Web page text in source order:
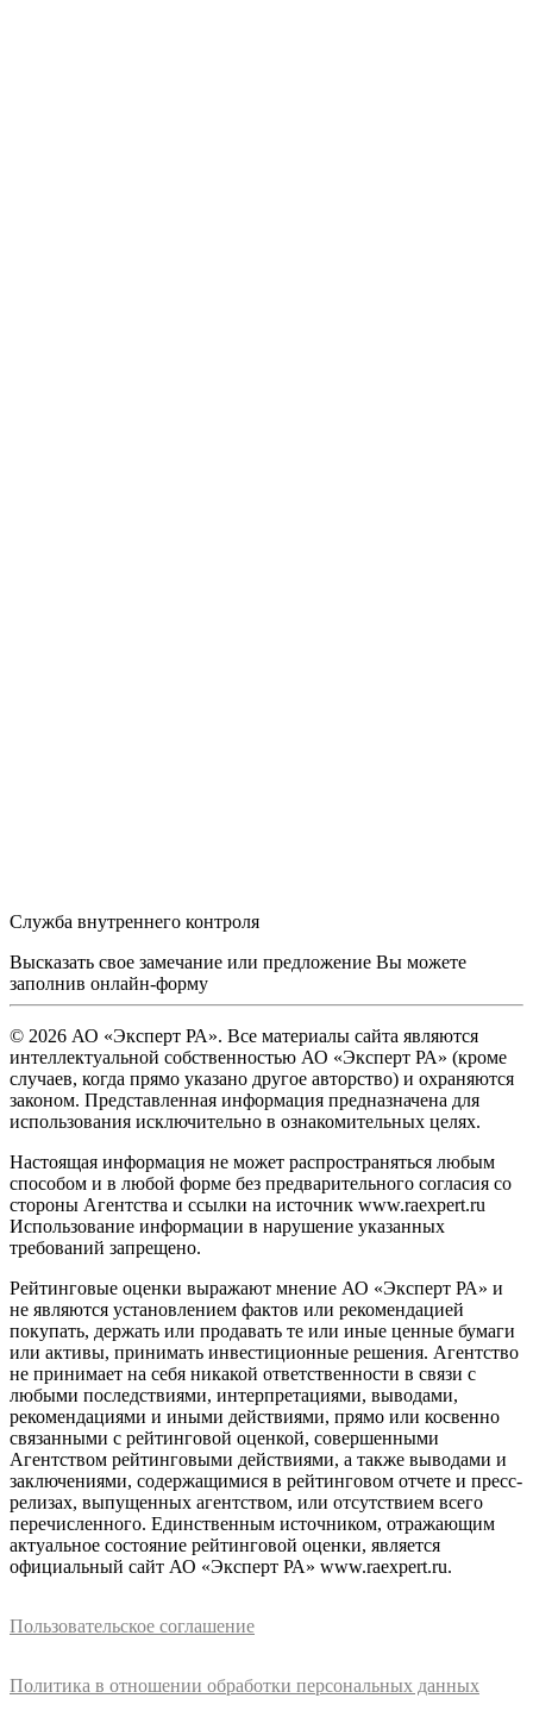
Служба внутреннего контроля
Высказать свое замечание или предложение Вы можете
заполнив онлайн-форму
© 2026 АО «Эксперт РА». Все материалы сайта являются
интеллектуальной собственностью АО «Эксперт РА» (кроме
случаев, когда прямо указано другое авторство) и охраняются
законом. Представленная информация предназначена для
использования исключительно в ознакомительных целях.
Настоящая информация не может распространяться любым
способом и в любой форме без предварительного согласия со
стороны Агентства и ссылки на источник www.raexpert.ru
Использование информации в нарушение указанных
требований запрещено.
Рейтинговые оценки выражают мнение АО «Эксперт РА» и
не являются установлением фактов или рекомендацией
покупать, держать или продавать те или иные ценные бумаги
или активы, принимать инвестиционные решения. Агентство
не принимает на себя никакой ответственности в связи с
любыми последствиями, интерпретациями, выводами,
рекомендациями и иными действиями, прямо или косвенно
связанными с рейтинговой оценкой, совершенными
Агентством рейтинговыми действиями, а также выводами и
заключениями, содержащимися в рейтинговом отчете и пресс-
релизах, выпущенных агентством, или отсутствием всего
перечисленного. Единственным источником, отражающим
актуальное состояние рейтинговой оценки, является
официальный сайт АО «Эксперт РА» www.raexpert.ru.
Пользовательское соглашение
Политика в отношении обработки персональных данных